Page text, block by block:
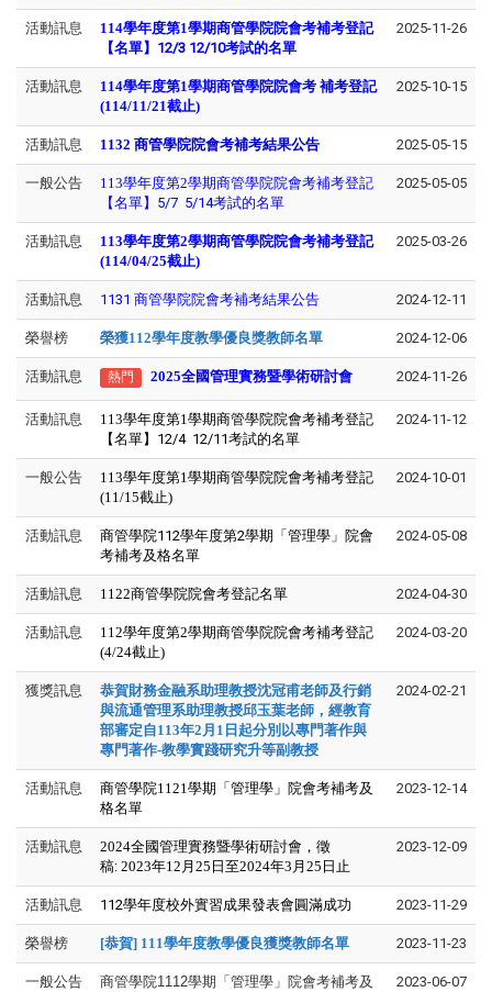
活動訊息
114學年度第1學期商管學院院會考補考登記
【名單】12/3 12/10考試的名單
2025-11-26
活動訊息
114學年度第1學期商管學院院會考 補考登記
(114/11/21截止)
2025-10-15
活動訊息 1132 商管學院院會考補考結果公告 2025-05-15
一般公告
113學年度第2學期商管學院院會考補考登記
【名單】5/7 5/14考試的名單
2025-05-05
活動訊息
113學年度第2學期商管學院院會考補考登記
(114/04/25截止)
2025-03-26
活動訊息 1131 商管學院院會考補考結果公告 2024-12-11
榮譽榜 榮獲112學年度教學優良獎教師名單 2024-12-06
活動訊息 熱門 2025全國管理實務暨學術研討會 2024-11-26
活動訊息
113學年度第1學期商管學院院會考補考登記
【名單】12/4 12/11考試的名單
2024-11-12
一般公告
113學年度第1學期商管學院院會考補考登記
(11/15截止)
2024-10-01
活動訊息
商管學院112學年度第2學期「管理學」院會
考補考及格名單
2024-05-08
活動訊息 1122商管學院院會考登記名單 2024-04-30
活動訊息
112學年度第2學期商管學院院會考補考登記
(4/24截止)
2024-03-20
獲獎訊息
恭賀財務金融系助理教授沈冠甫老師及行銷
與流通管理系助理教授邱玉葉老師，經教育
部審定自113年2月1日起分別以專門著作與
專門著作-教學實踐研究升等副教授
2024-02-21
活動訊息
商管學院1121學期「管理學」院會考補考及
格名單
2023-12-14
活動訊息
2024全國管理實務暨學術研討會，徵
稿: 2023年12月25日至2024年3月25日止
2023-12-09
活動訊息 112學年度校外實習成果發表會圓滿成功 2023-11-29
榮譽榜 [恭賀] 111學年度教學優良獲獎教師名單 2023-11-23
一般公告
商管學院1112學期「管理學」院會考補考及
2023-06-07